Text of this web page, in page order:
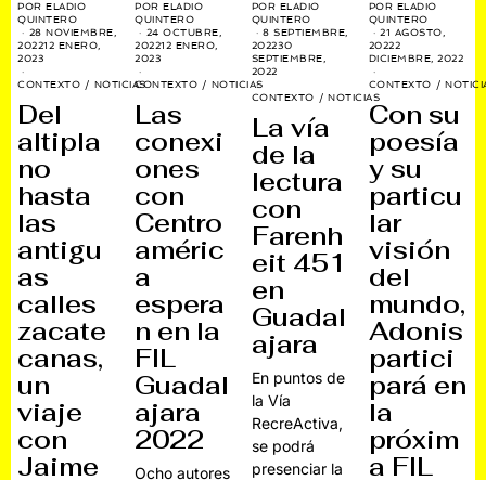
PORELADIO
QUINTERO
28 NOVIEMBRE,
202212 ENERO,
2023
CONTEXTO / NOTICIAS
Del
altipla
no
hasta
las
antigu
as
calles
zacate
canas,
un
viaje
con
Jaime
PORELADIO
QUINTERO
24 OCTUBRE,
202212 ENERO,
2023
CONTEXTO / NOTICIAS
Las
conexi
ones
con
Centro
améric
a
espera
n en la
FIL
Guadal
ajara
2022
Ocho autores
POR ELADIO
QUINTERO
8 SEPTIEMBRE,
202230
SEPTIEMBRE,
2022
CONTEXTO / NOTICIAS
La vía
de la
lectura
con
Farenh
eit 451
en
Guadal
ajara
En puntos de
la Vía
RecreActiva,
se podrá
presenciar la
POR ELADIO
QUINTERO
21 AGOSTO,
20222
DICIEMBRE, 2022
CONTEXTO /
Con su
poesía
y su
particu
lar
visión
del
mundo,
Adonis
partici
pará en
la
próxim
a FIL